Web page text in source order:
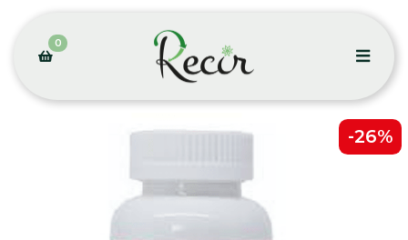
0
-26%